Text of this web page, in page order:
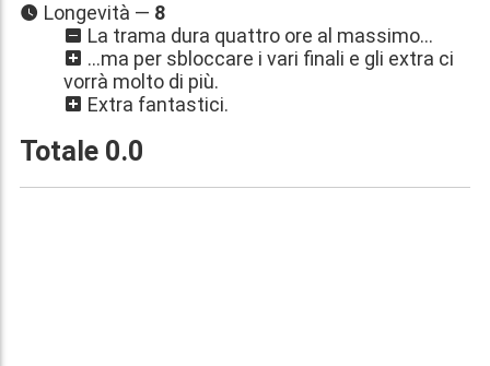
Longevità — 8
La trama dura quattro ore al massimo...
...ma per sbloccare i vari finali e gli extra ci
vorrà molto di più.
Extra fantastici.
Totale 0.0